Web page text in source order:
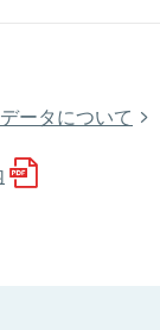
ータについて